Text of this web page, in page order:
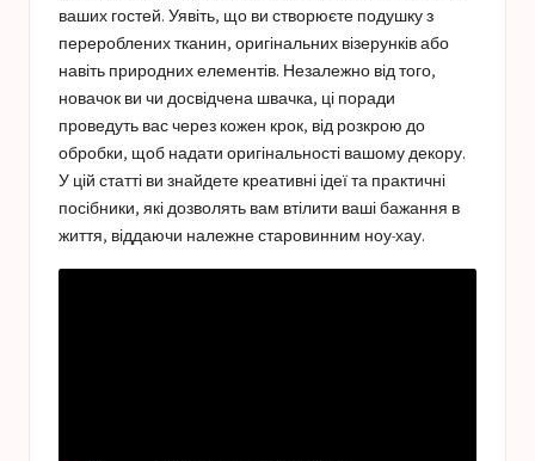
ваших гостей. Уявіть, що ви створюєте подушку з
перероблених тканин, оригінальних візерунків або
навіть природних елементів. Незалежно від того,
новачок ви чи досвідчена швачка, ці поради
проведуть вас через кожен крок, від розкрою до
обробки, щоб надати оригінальності вашому декору.
У цій статті ви знайдете креативні ідеї та практичні
посібники, які дозволять вам втілити ваші бажання в
життя, віддаючи належне старовинним ноу-хау.